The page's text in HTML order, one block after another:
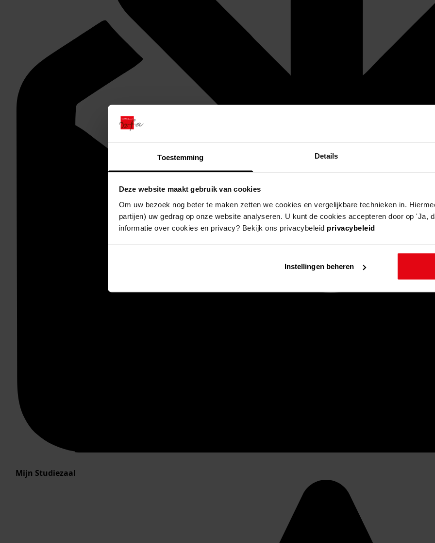
Toestemming Details
Deze website maakt gebruik van cookies
Om uw bezoek nog beter te maken zetten we cookies en vergelijkbare technieken in.
partijen) uw gedrag op onze website analyseren. U kunt de cookies accepteren door op 'Ja,
informatie over cookies en privacy? Bekijk ons privacybeleid privacybeleid
Instellingen beheren
Mijn Studiezaal